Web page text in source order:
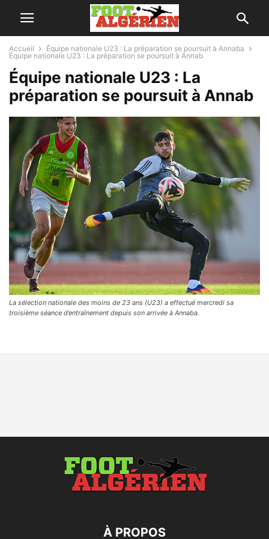
Accueil
Équipe nationale U23 : La préparation se poursuit à Annaba
Équipe nationale U23 : La préparation se poursuit à Annab
Équipe nationale U23 : La
préparation se poursuit à Annab
La sélection nationale des moins de 23 ans (U23) a effectué mercredi sa
troisième séance d’entraînement depuis son arrivée à Annaba.
À PROPOS